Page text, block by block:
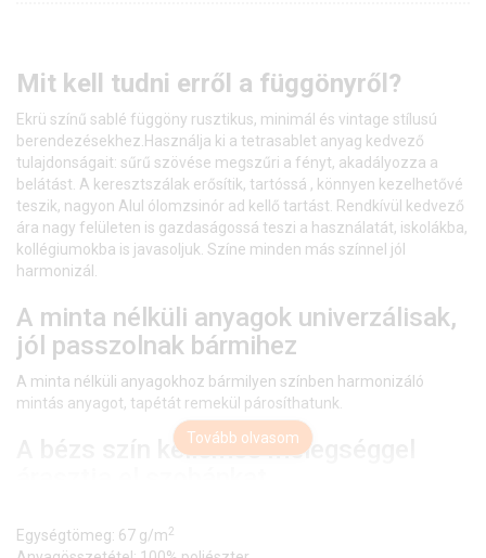
Mit kell tudni erről a függönyről?
Ekrü színű sablé függöny rusztikus, minimál és vintage stílusú
berendezésekhez.Használja ki a tetrasablet anyag kedvező
tulajdonságait: sűrű szövése megszűri a fényt, akadályozza a
belátást. A keresztszálak erősítik, tartóssá , könnyen kezelhetővé
teszik, nagyon Alul ólomzsinór ad kellő tartást. Rendkívül kedvező
ára nagy felületen is gazdaságossá teszi a használatát, iskolákba,
kollégiumokba is javasoljuk. Színe minden más színnel jól
harmonizál.
A minta nélküli anyagok univerzálisak,
jól passzolnak bármihez
A minta nélküli anyagokhoz bármilyen színben harmonizáló
mintás anyagot, tapétát remekül párosíthatunk.
A bézs szín kellemes melegséggel
bármilyen térben, amit otthonos, meleg színekkel szeretnénk
Tovább olvasom
Egységtömeg: 67 g/m2